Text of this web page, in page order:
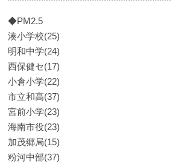
◆PM2.5
湊小学校(25)
明和中学(24)
西保健セ(17)
小倉小学(22)
市立和高(37)
宮前小学(23)
海南市役(23)
加茂郷局(15)
粉河中部(37)